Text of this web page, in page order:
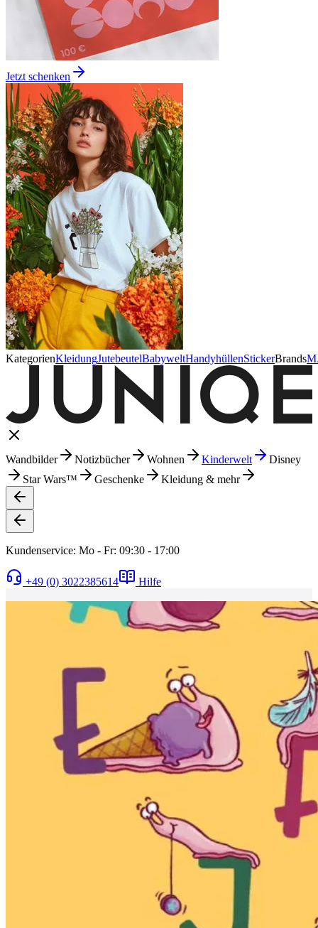
Jetzt schenken
KategorienKleidungJutebeutelBabyweltHandyhüllenStickerBrands
Wandbilder Notizbücher Wohnen Kinderwelt
Disney
Star Wars™
Geschenke Kleidung & mehr
Kundenservice: Mo - Fr: 09:30 - 17:00
+49 (0) 3022385614 Hilfe